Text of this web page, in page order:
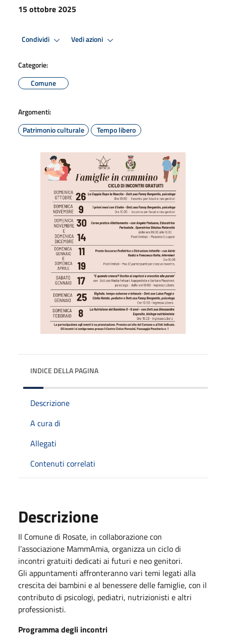
15 ottobre 2025
Condividi Vedi azioni
Categorie:
Comune
Argomenti:
Patrimonio culturale
Tempo libero
INDICE DELLA PAGINA
Descrizione
A cura di
Allegati
Contenuti correlati
Descrizione
Il Comune di Rosate, in collaborazione con
l’associazione MammAmia, organizza un ciclo di
incontri gratuiti dedicati ai futuri e neo genitori.
Gli appuntamenti affronteranno vari temi legati alla
crescita dei bambini e al benessere delle famiglie, con il
contributo di psicologi, pediatri, nutrizionisti e altri
professionisti.
Programma degli incontri